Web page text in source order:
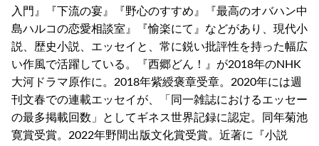
入門』『下流の宴』『野心のすすめ』『最高のオバハン中
島ハルコの恋愛相談室』『愉楽にて』などがあり、現代小
説、歴史小説、エッセイと、常に鋭い批評性を持った幅広
い作風で活躍している。『西郷どん！』が2018年のNHK
大河ドラマ原作に。2018年紫綬褒章受章。2020年には週
刊文春での連載エッセイが、「同一雑誌におけるエッセー
の最多掲載回数」としてギネス世界記録に認定。同年菊池
寛賞受賞。2022年野間出版文化賞受賞。近著に『小説